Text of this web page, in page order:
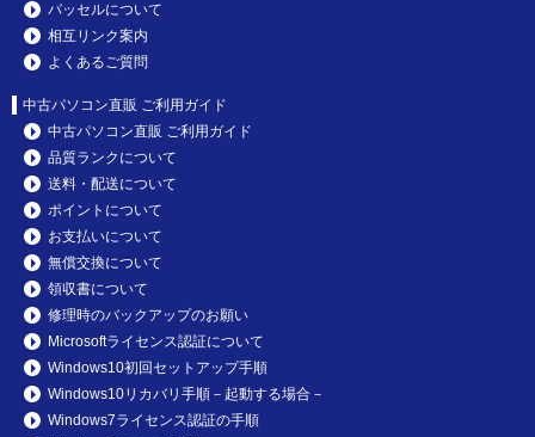
パッセルについて
相互リンク案内
よくあるご質問
中古パソコン直販 ご利用ガイド
中古パソコン直販 ご利用ガイド
品質ランクについて
送料・配送について
ポイントについて
お支払いについて
無償交換について
領収書について
修理時のバックアップのお願い
Microsoftライセンス認証について
Windows10初回セットアップ手順
Windows10リカバリ手順－起動する場合－
Windows7ライセンス認証の手順